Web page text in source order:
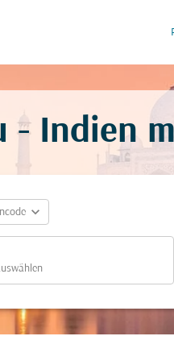
- Indien
expand_more